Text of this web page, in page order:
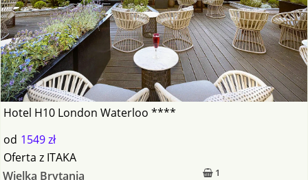
Hotel H10 London Waterloo ****
od 1549 zł
1
Oferta z ITAKA
Wielka Brytania